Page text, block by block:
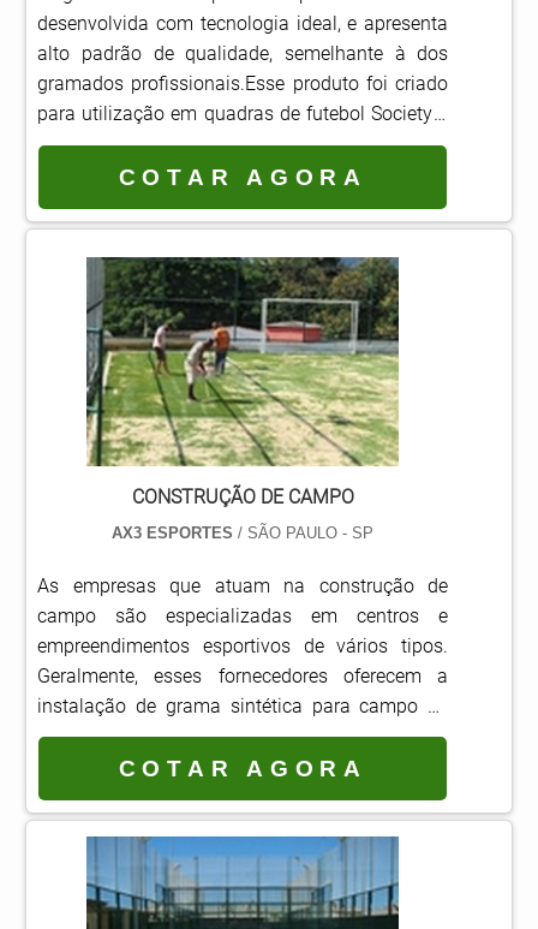
desenvolvida com tecnologia ideal, e apresenta
alto padrão de qualidade, semelhante à dos
gramados profissionais.Esse produto foi criado
para utilização em quadras de futebol Society e
possui como vantagens a maior estabilidade
proporcionada aos jogadores e o melhor
desempenho da bola no campo.Versátil, a
grama pode ser utilizada em locais cobertos e
também em ambientes externos, de forma que a
grama decorativa é colada no chão e por isso só
pode ser in.
COTAR AGORA
CONSTRUÇÃO DE CAMPO
AX3 ESPORTES / SÃO PAULO - SP
As empresas que atuam na construção de
campo são especializadas em centros e
empreendimentos esportivos de vários tipos.
Geralmente, esses fornecedores oferecem a
instalação de grama sintética para campo de
futebol, construção de quadras poliesportivas e
pintura para quadras, além da instalação de
pisos emborrachados e pistas de atletismo.
Para executar, é preciso contratar um prestador
de serviços de confiança, que possua
experiência na elaboração de projetos e
instalação de campos de futebol..
COTAR AGORA